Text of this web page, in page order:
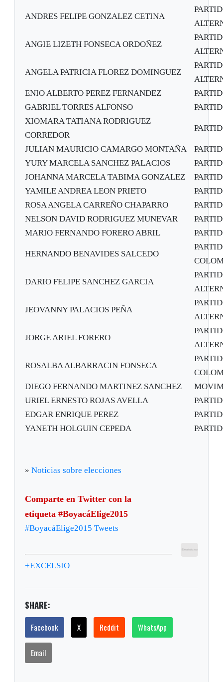
ANDRES FELIPE GONZALEZ CETINA
ANGIE LIZETH FONSECA ORDOÑEZ
ANGELA PATRICIA FLOREZ DOMINGUEZ
ENIO ALBERTO PEREZ FERNANDEZ
GABRIEL TORRES ALFONSO
XIOMARA TATIANA RODRIGUEZ
CORREDOR
JULIAN MAURICIO CAMARGO MONTAÑA
YURY MARCELA SANCHEZ PALACIOS
JOHANNA MARCELA TABIMA GONZALEZ
YAMILE ANDREA LEON PRIETO
ROSA ANGELA CARREÑO CHAPARRO
NELSON DAVID RODRIGUEZ MUNEVAR
MARIO FERNANDO FORERO ABRIL
HERNANDO BENAVIDES SALCEDO
DARIO FELIPE SANCHEZ GARCIA
JEOVANNY PALACIOS PEÑA
JORGE ARIEL FORERO
ROSALBA ALBARRACIN FONSECA
DIEGO FERNANDO MARTINEZ SANCHEZ
URIEL ERNESTO ROJAS AVELLA
EDGAR ENRIQUE PEREZ
YANETH HOLGUIN CEPEDA
»Noticias sobre elecciones
Comparte en Twitter con la
etiqueta #BoyacáElige2015
#BoyacáElige2015 Tweets
+EXCELSIO
SHARE:
Facebook X Reddit WhatsApp
Email